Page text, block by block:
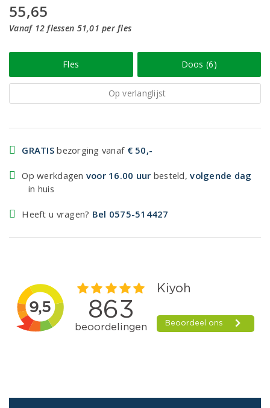
55,65
Vanaf 12 flessen 51,01 per fles
Fles Doos (6)
Op verlanglijst
GRATIS bezorging vanaf € 50,-
Op werkdagen voor 16.00 uur besteld,volgende dag
in huis
Heeft u vragen? Bel 0575-514427